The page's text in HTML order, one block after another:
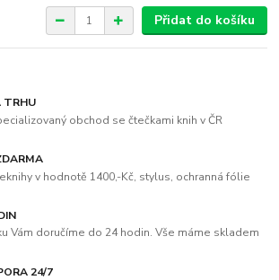
Přidat do košíku
TRHU
obchod se čtečkami knih v ČR
v hodnotě 1400,-Kč, stylus, ochranná fólie
Vám doručíme do 24 hodin. Vše máme skladem
24/7